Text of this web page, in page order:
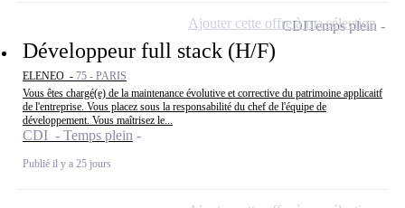
Développeur full stack (H/F)
ELENEO - 75 - PARIS
Vous êtes chargé(e) de la maintenance évolutive et corrective du patrimoine applicaitf
de l'entreprise. Vous placez sous la responsabilité du chef de l'équipe de
développement. Vous maîtrisez le...
CDI - Temps plein
Publié il y a 25 jours
CDITemps plein
Ajouter cette offre à ma sélection